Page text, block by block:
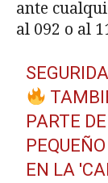
ante
al 092 o al
PARTE
EN LA